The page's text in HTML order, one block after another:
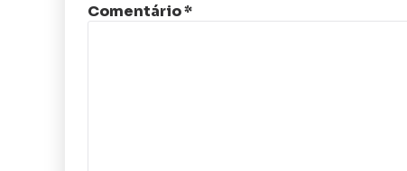
Comentário*